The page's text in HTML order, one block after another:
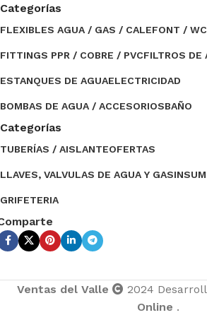
Categorías
FLEXIBLES AGUA / GAS / CALEFONT / WC
FITTINGS PPR / COBRE / PVCFILTROS DE
ESTANQUES DE AGUAELECTRICIDAD
BOMBAS DE AGUA / ACCESORIOSBAÑO
Categorías
TUBERÍAS / AISLANTEOFERTAS
LLAVES, VALVULAS DE AGUA Y GAS
GRIFETERIA
Ventas del Valle 2024
Online .